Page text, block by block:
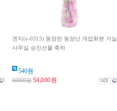
겐지(e-0313) 동양란 동양난 개업화분 거실
사무실 승진선물 축하
540원
60000원 54,000원